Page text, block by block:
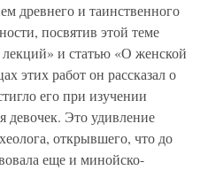
древнего и таинственного
посвятив этой теме
и статью «О женской
этих работ он рассказал о
его при изучении
девочек. Это удивление
открывшего, что до
еще и минойско-